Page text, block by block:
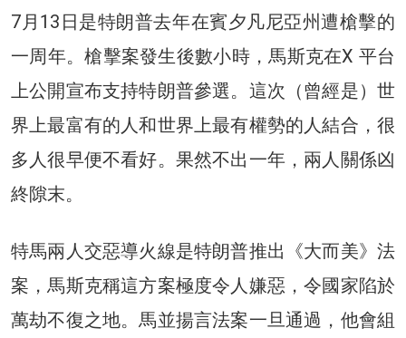
7月13日是特朗普去年在賓夕凡尼亞州遭槍擊的
一周年。槍擊案發生後數小時，馬斯克在X 平台
上公開宣布支持特朗普參選。這次（曾經是）世
界上最富有的人和世界上最有權勢的人結合，很
多人很早便不看好。果然不出一年，兩人關係凶
終隙末。
特馬兩人交惡導火線是特朗普推出《大而美》法
案，馬斯克稱這方案極度令人嫌惡，令國家陷於
萬劫不復之地。馬並揚言法案一旦通過，他會組